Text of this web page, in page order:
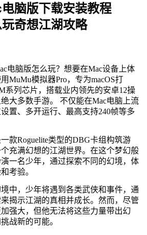
脑版下载安装教程
奇想江湖攻略
电脑版怎么玩？想要在Mac设备上体
MuMu模拟器Pro，专为macOS打
系列芯片，搭载业内领先的安卓12操
大多数手游。 不仅能在Mac电脑上流
置、多开运行、最高支持240帧等多
一款Roguelite类型的DBG卡组构筑游
充满幻想的江湖世界。在这个梦幻般
一名少年，通过探索不同的幻境，体
考验。
中，少年将遇到各类武侠和事件，通
揭示江湖的真相并成长。然而，尽管
强大，但他无法将这些力量带出幻
战新的可能。